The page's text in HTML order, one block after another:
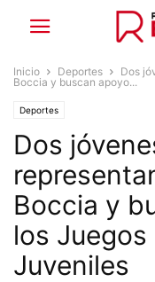
Inicio Deportes
Dos
Boccia y buscan apoyo...
Deportes
Dos
Boccia y
los
Juveniles